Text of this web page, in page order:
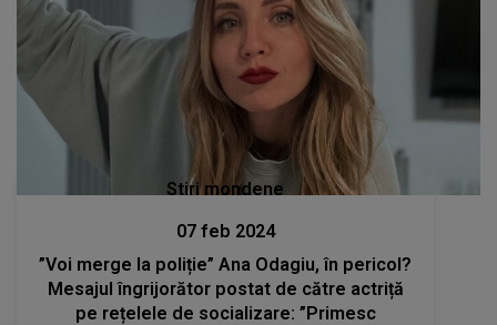
Stiri mondene
07 feb 2024
”Voi merge la poliție” Ana Odagiu, în pericol?
Mesajul îngrijorător postat de către actriță
pe rețelele de socializare: ”Primesc